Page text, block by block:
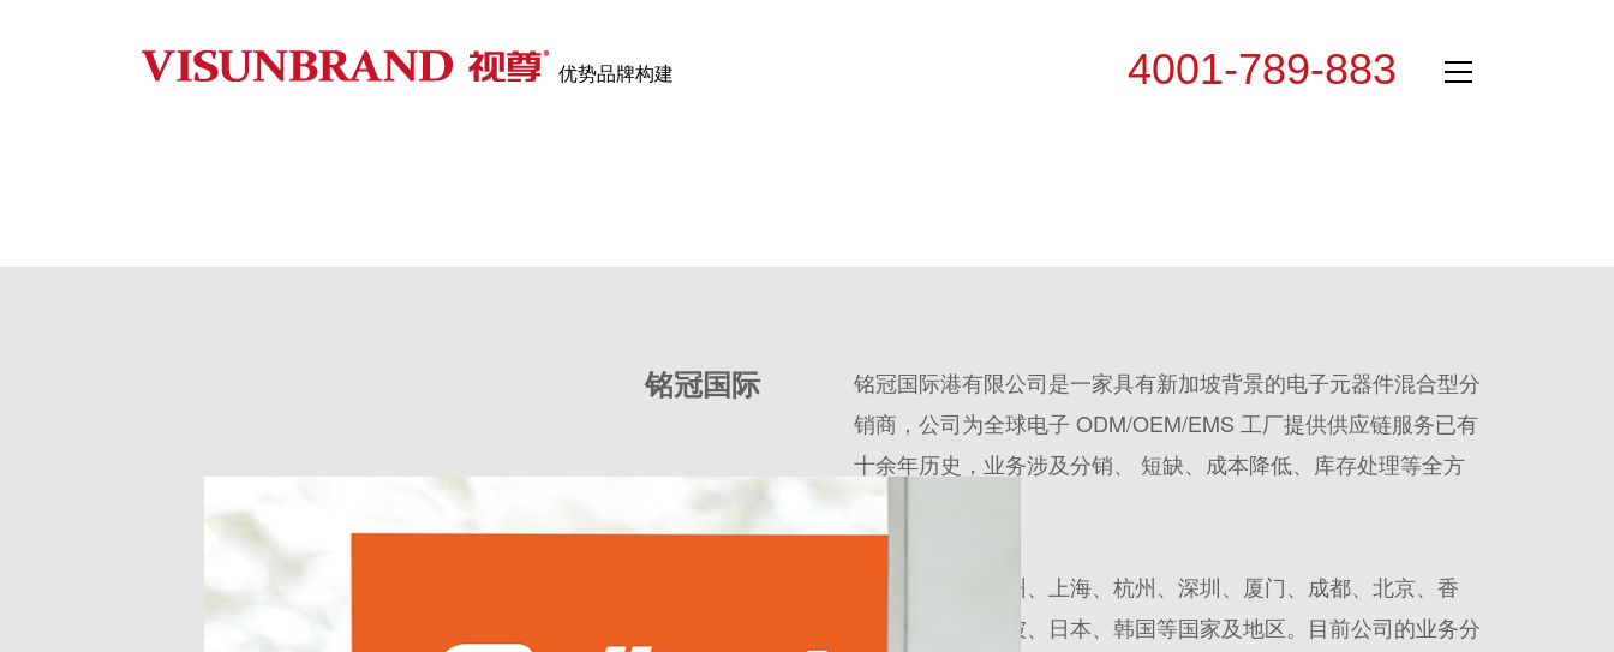
优势品牌构建 全国服务专线：4001-789-883
铭冠国际 铭冠国际港有限公司是一家具有新加坡背景的电子元器件混合型分
销商，公司为全球电子 ODM/OEM/EMS 工厂提供供应链服务已有
十余年历史，业务涉及分销、 短缺、成本降低、库存处理等全方
员工分布遍及苏州、上海、杭州、深圳、厦门、成都、北京、香
港、台湾、新加坡、日本、韩国等国家及地区。目前公司的业务分